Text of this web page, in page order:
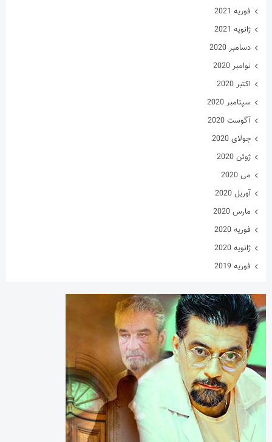
فوریه 2021
ژانویه 2021
دسامبر 2020
نوامبر 2020
اکتبر 2020
سپتامبر 2020
آگوست 2020
جولای 2020
ژوئن 2020
می 2020
آوریل 2020
مارس 2020
فوریه 2020
ژانویه 2020
فوریه 2019